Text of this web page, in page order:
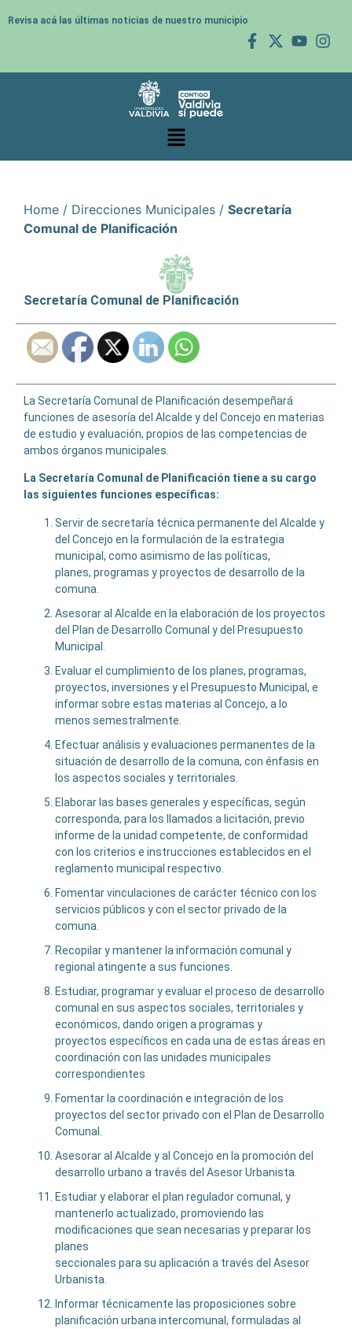
Revisa acá las últimas noticias de nuestro municipio
Home / Direcciones Municipales / Secretaría
Comunal de Planificación
Secretaría Comunal de Planificación
La Secretaría Comunal de Planificación desempeñará
funciones de asesoría del Alcalde y del Concejo en materias
de estudio y evaluación, propios de las competencias de
ambos órganos municipales.
La Secretaría Comunal de Planificación tiene a su cargo
las siguientes funciones específicas:
Servir de secretaría técnica permanente del Alcalde y
del Concejo en la formulación de la estrategia
municipal, como asimismo de las políticas,
planes, programas y proyectos de desarrollo de la
comuna.
Asesorar al Alcalde en la elaboración de los proyectos
del Plan de Desarrollo Comunal y del Presupuesto
Municipal.
Evaluar el cumplimiento de los planes, programas,
proyectos, inversiones y el Presupuesto Municipal, e
informar sobre estas materias al Concejo, a lo
menos semestralmente.
Efectuar análisis y evaluaciones permanentes de la
situación de desarrollo de la comuna, con énfasis en
los aspectos sociales y territoriales.
Elaborar las bases generales y específicas, según
corresponda, para los llamados a licitación, previo
informe de la unidad competente, de conformidad
con los criterios e instrucciones establecidos en el
reglamento municipal respectivo.
Fomentar vinculaciones de carácter técnico con los
servicios públicos y con el sector privado de la
comuna.
Recopilar y mantener la información comunal y
regional atingente a sus funciones.
Estudiar, programar y evaluar el proceso de desarrollo
comunal en sus aspectos sociales, territoriales y
económicos, dando origen a programas y
proyectos específicos en cada una de estas áreas en
coordinación con las unidades municipales
correspondientes
Fomentar la coordinación e integración de los
proyectos del sector privado con el Plan de Desarrollo
Comunal.
Asesorar al Alcalde y al Concejo en la promoción del
desarrollo urbano a través del Asesor Urbanista.
Estudiar y elaborar el plan regulador comunal, y
mantenerlo actualizado, promoviendo las
modificaciones que sean necesarias y preparar los
planes
seccionales para su aplicación a través del Asesor
Urbanista.
Informar técnicamente las proposiciones sobre
planificación urbana intercomunal, formuladas al